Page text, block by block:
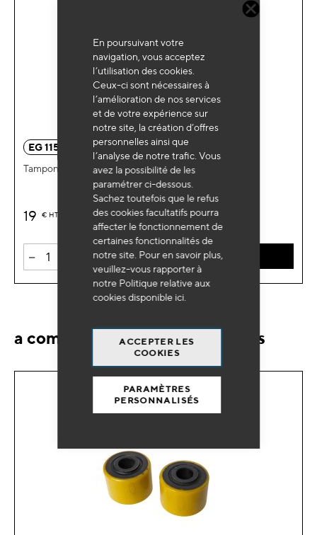
En poursuivant votre
navigation, vous acceptez
l’utilisation des cookies.
Ceux-ci sont nécessaires à
l’amélioration de nos services
et de votre expérience sur
notre site, la création d’offres
personnelles ainsi que
l’analyse de notre trafic. Vous
avez la possibilité de les
paramétrer ci-dessous.
Sachez toutefois que le refus
des cookies facultatifs pourra
affecter le fonctionnement de
certaines fonctionnalités de
notre site. Pour en savoir plus,
veuillez-vous rapporter à
notre Politique relative aux
cookies disponible ici
ACCEPTER LES
COOKIES
PARAMÈTRES
PERSONNALISÉS
EG 1155
Tampon caoutchouc rond cric universel Ø65x28mm
19 € HT
- AJOUTER AU PANIER
a comme SAV et consommables